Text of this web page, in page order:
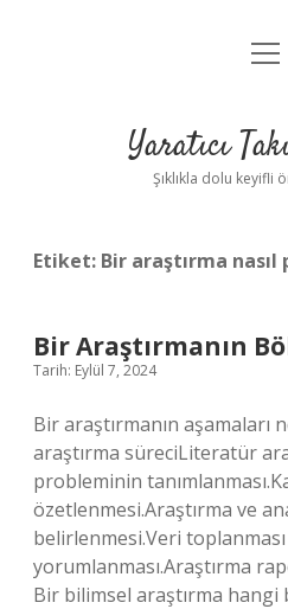
Yasal
Yaratıcı
Şıklıkla dolu keyifli
Etiket: Bir araştırma nasıl
Bir Araştırmanın
Tarih: Eylül 7, 2024
Bir araştırmanın aşamaları
araştırma süreciLiteratür
probleminin
özetlenmesi.Araştırma ve
belirlenmesi.Veri
yorumlanması.Araştırma
Bir bilimsel araştırma